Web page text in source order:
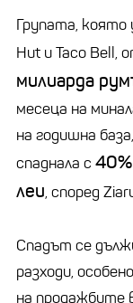
Групата, която
Hut и Taco Bell,
милиарда
месеца на
на годишна
спаднала с
леи, според
Спадът се
разходи,
на продажбите